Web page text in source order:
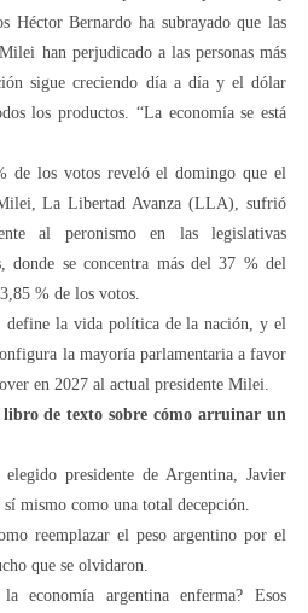
Héctor Bernardo ha subrayado que las
han perjudicado a las personas más
sigue creciendo día a día y el dólar
los productos. “La economía se está
de los votos reveló el domingo que el
La Libertad Avanza (LLA), sufrió
al peronismo en las legislativas
donde se concentra más del 37 % del
% de los votos.
define la vida política de la nación, y el
la mayoría parlamentaria a favor
en 2027 al actual presidente Milei.
de texto sobre cómo arruinar un
elegido presidente de Argentina, Javier
mismo como una total decepción.
reemplazar el peso argentino por el
que se olvidaron.
economía argentina enferma? Esos